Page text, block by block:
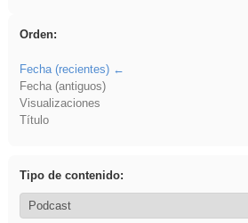
Orden:
Fecha (recientes)
Fecha (antiguos)
Visualizaciones
Título
Tipo de contenido: